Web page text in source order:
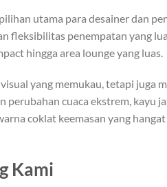
utama para desainer dan
fleksibilitas penempatan yang
hingga area lounge yang luas.
yang memukau, tetapi juga
cuaca ekstrem, kayu
coklat keemasan yang
Kami